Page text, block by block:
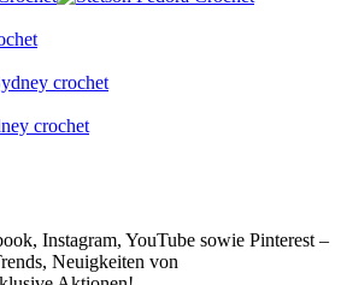
crochet
Instagram, YouTube sowie Pinterest –
Neuigkeiten von